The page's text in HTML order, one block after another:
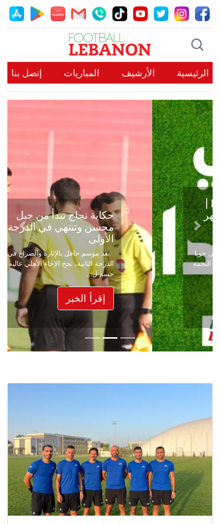
الرئيسية الأرشيف المباريات إتصل بنا
حكاية نجاح تبدأ من جبل
محسن وتنتهي في الدرجة
الأولى
بعد موسم حافل بالإثارة والصراع في دوري
الدرجة الثانية، نجح الإخاء الأهلي عاليه في
حسم ل...
إقرأ الخبر
Previous
Next